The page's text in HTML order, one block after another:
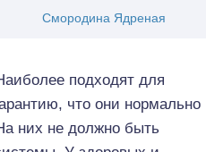
Смородина Ядреная
подходят для
что они нормально
них не должно быть